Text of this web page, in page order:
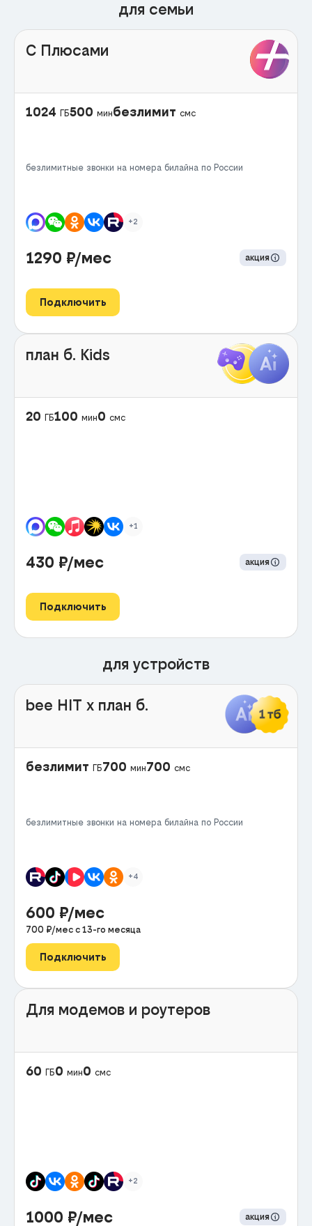
для семьи
С Плюсами
1024 ГБ500 минбезлимит смс
безлимитные звонки на номера билайна по России
+2
1290 ₽/мес акция
Подключить
план б. Kids
20 ГБ100 мин0 смс
+1
430 ₽/мес акция
Подключить
для устройств
bee HIT x план б.
безлимит ГБ700 мин700 смс
безлимитные звонки на номера билайна по России
+4
600 ₽/мес
700 ₽/мес с 13-го месяца
Подключить
Для модемов и роутеров
60 ГБ0 мин0 смс
+2
1000 ₽/мес акция